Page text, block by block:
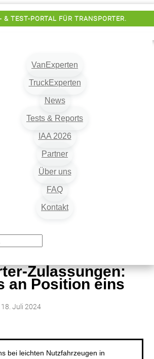
& TEST-PORTAL FÜR TRANSPORTER.
VanExperten
TruckExperten
News
Tests & Reports
IAA 2026
Partner
Über uns
FAQ
Kontakt
Stellantis an Position eins
Zulassungen:
an Position eins
18. Juli 2024
bei leichten Nutzfahrzeugen in